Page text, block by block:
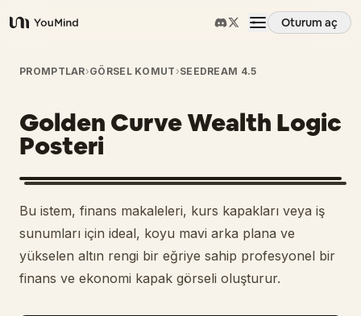
YouMind
Oturum aç
Genel Bakış
Kullanım Senaryoları
Beceriler
İstemler
Fiyatlandırma
PROMPTLAR›GÖRSEL KOMUT ›SEEDREAM 4.5
Golden Curve Wealth Logic
Posteri
Bu istem, finans makaleleri, kurs kapakları veya iş
sunumları için ideal, koyu mavi arka plana ve
yükselen altın rengi bir eğriye sahip profesyonel bir
finans ve ekonomi kapak görseli oluşturur.